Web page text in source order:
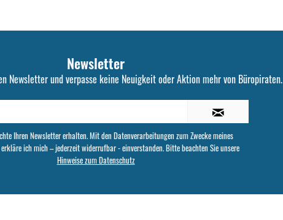
Newsletter
Newsletter und verpasse keine Neuigkeit oder Aktion mehr von Büropiraten.
Ihren Newsletter erhalten. Mit den Datenverarbeitungen zum Zwecke meines
ich mich – jederzeit widerrufbar - einverstanden. Bitte beachten Sie unsere
Hinweise zum Datenschutz